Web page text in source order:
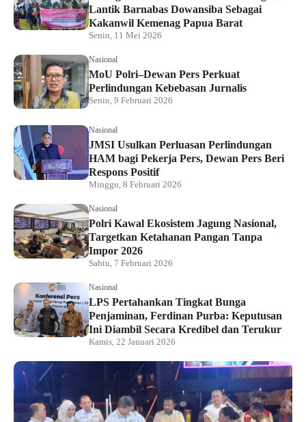
Lantik Barnabas Dowansiba Sebagai
Kakanwil Kemenag Papua Barat
Senin, 11 Mei 2026
Nasional
MoU Polri–Dewan Pers Perkuat
Perlindungan Kebebasan Jurnalis
Senin, 9 Februari 2026
Nasional
JMSI Usulkan Perluasan Perlindungan
HAM bagi Pekerja Pers, Dewan Pers Beri
Respons Positif
Minggu, 8 Februari 2026
Nasional
Polri Kawal Ekosistem Jagung Nasional,
Targetkan Ketahanan Pangan Tanpa
Impor 2026
Sabtu, 7 Februari 2026
Nasional
LPS Pertahankan Tingkat Bunga
Penjaminan, Ferdinan Purba: Keputusan
Ini Diambil Secara Kredibel dan Terukur
Kamis, 22 Januari 2026